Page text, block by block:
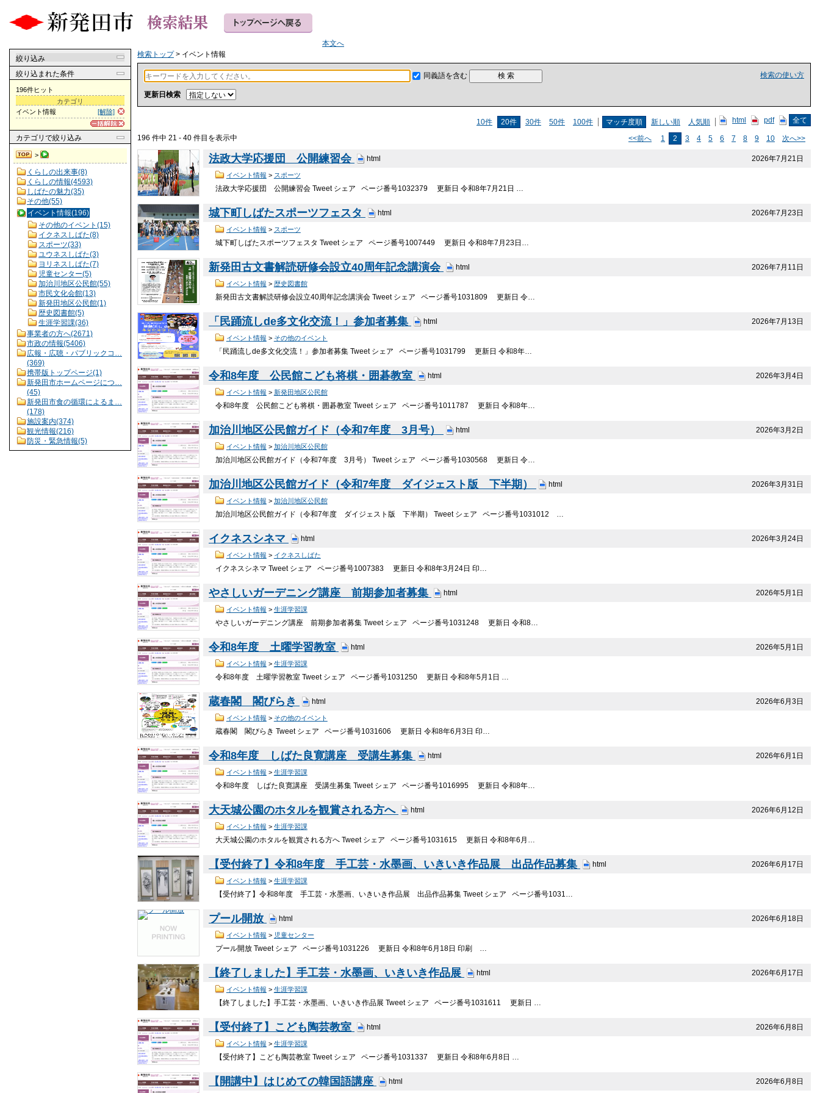
本文へ
絞り込み
絞り込まれた条件
196件ヒット
カテゴリ
[解除]
イベント情報
カテゴリ で絞り込み
>
くらしの出来事(8)
くらしの情報(4593)
しばたの魅力(35)
その他(55)
イベント情報(196)
その他のイベント(15)
イクネスしばた(8)
スポーツ(33)
ユウネスしばた(3)
ヨリネスしばた(7)
児童センター(5)
加治川地区公民館(55)
市民文化会館(13)
新発田地区公民館(1)
歴史図書館(5)
生涯学習課(36)
事業者の方へ(2671)
市政の情報(5406)
広報・広聴・パブリックコ…
(369)
携帯版トップページ(1)
新発田市ホームページにつ…
(45)
新発田市食の循環によるま…
(178)
施設案内(374)
観光情報(216)
防災・緊急情報(5)
検索トップ> イベント情報
検索の使い方
同義語を含む
更新日検索
10件 20件 30件 50件 100件 マッチ度順 新しい順 人気順 html pdf 全て
196 件中 21 - 40 件目を表示中 <<前へ 1 2 3 4 5 6 7 8 9 10 次へ>>
2026年7月21日
法政大学応援団 公開練習会 html
イベント情報 > スポーツ
法政大学応援団 公開練習会 Tweet シェア ページ番号1032379 更新日 令和8年7月21日 …
2026年7月23日
城下町しばたスポーツフェスタ html
イベント情報 > スポーツ
城下町しばたスポーツフェスタ Tweet シェア ページ番号1007449 更新日 令和8年7月23日…
2026年7月11日
新発田古文書解読研修会設立40周年記念講演会 html
イベント情報 > 歴史図書館
新発田古文書解読研修会設立40周年記念講演会 Tweet シェア ページ番号1031809 更新日 令…
2026年7月13日
「民踊流しde多文化交流！」参加者募集 html
イベント情報 > その他のイベント
「民踊流しde多文化交流！」参加者募集 Tweet シェア ページ番号1031799 更新日 令和8年…
2026年3月4日
令和8年度 公民館こども将棋・囲碁教室 html
イベント情報 > 新発田地区公民館
令和8年度 公民館こども将棋・囲碁教室 Tweet シェア ページ番号1011787 更新日 令和8年…
2026年3月2日
加治川地区公民館ガイド（令和7年度 3月号） html
イベント情報 > 加治川地区公民館
加治川地区公民館ガイド（令和7年度 3月号） Tweet シェア ページ番号1030568 更新日 令…
2026年3月31日
加治川地区公民館ガイド（令和7年度 ダイジェスト版 下半期） html
イベント情報 > 加治川地区公民館
加治川地区公民館ガイド（令和7年度 ダイジェスト版 下半期） Tweet シェア ページ番号1031012 …
2026年3月24日
イクネスシネマ html
イベント情報 > イクネスしばた
イクネスシネマ Tweet シェア ページ番号1007383 更新日 令和8年3月24日 印…
2026年5月1日
やさしいガーデニング講座 前期参加者募集 html
イベント情報 > 生涯学習課
やさしいガーデニング講座 前期参加者募集 Tweet シェア ページ番号1031248 更新日 令和8…
2026年5月1日
令和8年度 土曜学習教室 html
イベント情報 > 生涯学習課
令和8年度 土曜学習教室 Tweet シェア ページ番号1031250 更新日 令和8年5月1日 …
2026年6月3日
蔵春閣 閣びらき html
イベント情報 > その他のイベント
蔵春閣 閣びらき Tweet シェア ページ番号1031606 更新日 令和8年6月3日 印…
2026年6月1日
令和8年度 しばた良寛講座 受講生募集 html
イベント情報 > 生涯学習課
令和8年度 しばた良寛講座 受講生募集 Tweet シェア ページ番号1016995 更新日 令和8年…
2026年6月12日
大天城公園のホタルを観賞される方へ html
イベント情報 > 生涯学習課
大天城公園のホタルを観賞される方へ Tweet シェア ページ番号1031615 更新日 令和8年6月…
2026年6月17日
【受付終了】令和8年度 手工芸・水墨画、いきいき作品展 出品作品募集 html
イベント情報 > 生涯学習課
【受付終了】令和8年度 手工芸・水墨画、いきいき作品展 出品作品募集 Tweet シェア ページ番号1031…
2026年6月18日
プール開放 html
イベント情報 > 児童センター
プール開放 Tweet シェア ページ番号1031226 更新日 令和8年6月18日 印刷 …
2026年6月17日
【終了しました】手工芸・水墨画、いきいき作品展 html
イベント情報 > 生涯学習課
【終了しました】手工芸・水墨画、いきいき作品展 Tweet シェア ページ番号1031611 更新日 …
2026年6月8日
【受付終了】こども陶芸教室 html
イベント情報 > 生涯学習課
【受付終了】こども陶芸教室 Tweet シェア ページ番号1031337 更新日 令和8年6月8日 …
2026年6月8日
【開講中】はじめての韓国語講座 html